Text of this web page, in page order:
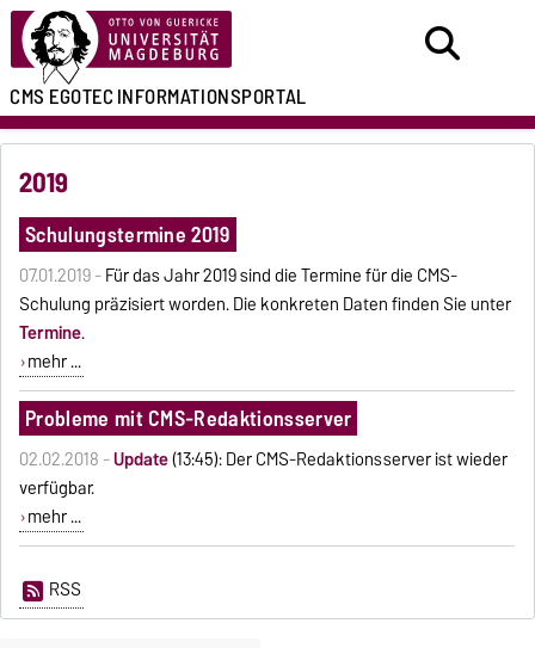
CMS EGOTECINFORMATIONSPORTAL
2019
Schulungstermine 2019
07.01.2019 -Für das Jahr 2019 sind die Termine für die CMS-
Schulung präzisiert worden. Die konkreten Daten finden Sie unter
Termine.
mehr ...
Probleme mit CMS-Redaktionsserver
02.02.2018 -Update(13:45): Der CMS-Redaktionsserver ist wieder
verfügbar.
mehr ...
RSS